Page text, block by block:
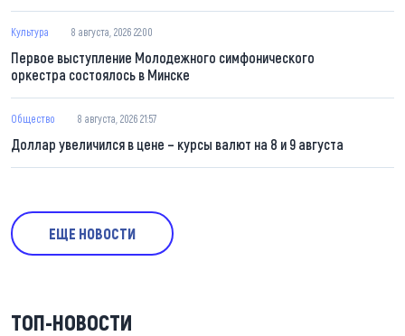
Культура 8 августа, 2026 22:00
Первое выступление Молодежного симфонического
оркестра состоялось в Минске
Общество 8 августа, 2026 21:57
Доллар увеличился в цене – курсы валют на 8 и 9 августа
ЕЩЕ НОВОСТИ
ТОП-НОВОСТИ